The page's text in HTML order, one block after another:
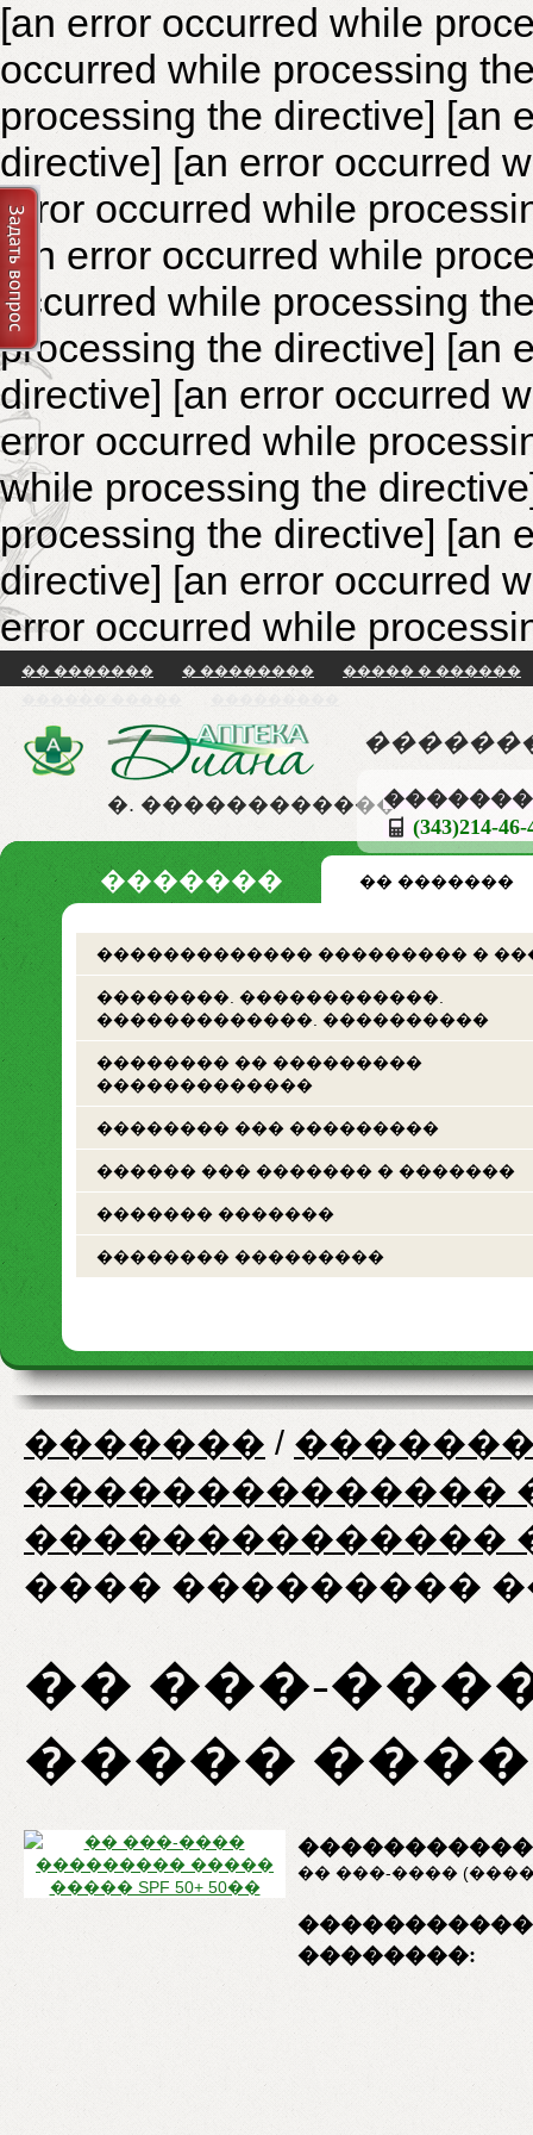
[an error occurred while
occurred while processing
processing the directive] [an
directive] [an error occurred
error occurred while
[an error occurred while
occurred while processing
processing the directive] [an
directive] [an error occurred
error occurred while
while processing the
processing the directive] [an
directive] [an error occurred
error occurred while
�� ������� � ��������
����� � ������
�. ������������
(343)214-
������� �� �������
������������� ��������� �
��������. ������������.
�������������. ����������
�������� �� ���������
�������������
�������� ��� ���������
������ ��� ������� � �������
������� �������
�������� ���������
������� /
��������������
��������������
���� ���������
�� ���-
����� �����
�� ���-����
��������: